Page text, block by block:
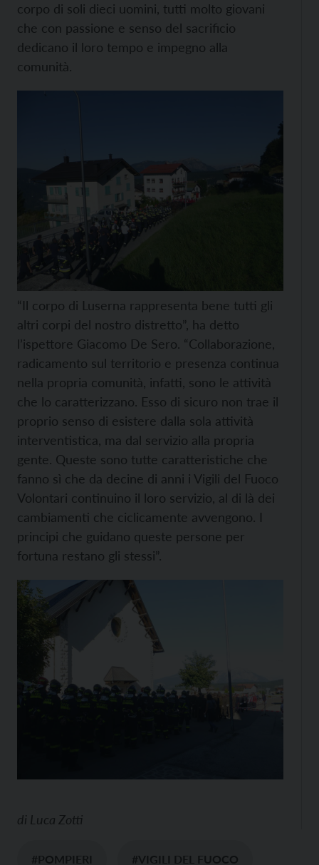
corpo di soli dieci uomini, tutti molto giovani
che con passione e senso del sacrificio
dedicano il loro tempo e impegno alla
comunità.
“Il corpo di Luserna rappresenta bene tutti gli
altri corpi del nostro distretto”, ha detto
l’ispettore Giacomo De Sero. “Collaborazione,
radicamento sul territorio e presenza continua
nella propria comunità, infatti, sono le attività
che lo caratterizzano. Esso di sicuro non trae il
proprio senso di esistere dalla sola attività
interventistica, ma dal servizio alla propria
gente. Queste sono tutte caratteristiche che
fanno sì che da decine di anni i Vigili del Fuoco
Volontari continuino il loro servizio, al di là dei
cambiamenti che ciclicamente avvengono. I
principi che guidano queste persone per
fortuna restano gli stessi”.
di Luca Zotti
#POMPIERI #VIGILI DEL FUOCO